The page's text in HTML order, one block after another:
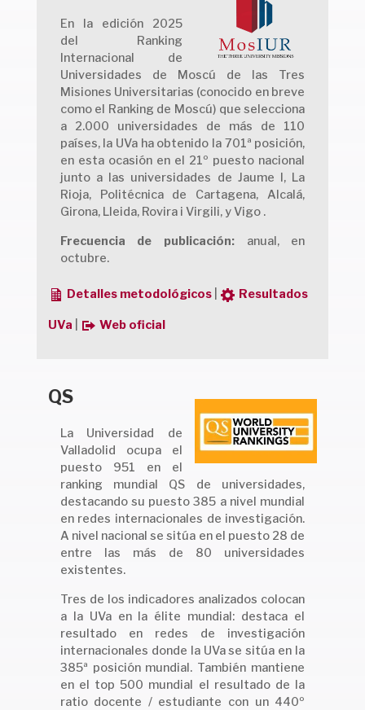
En la edición 2025
del Ranking
Internacional de
Universidades de Moscú de las Tres
Misiones Universitarias (conocido en breve
como el Ranking de Moscú) que selecciona
a 2.000 universidades de más de 110
países, la UVa ha obtenido la 701ª posición,
en esta ocasión en el 21º puesto nacional
junto a las universidades de Jaume I, La
Rioja, Politécnica de Cartagena, Alcalá,
Girona, Lleida, Rovira i Virgili, y Vigo .
Frecuencia de publicación:anual, en
octubre.
Detalles metodológicos Resultados
UVa Web oficial
QS
La Universidad de
Valladolid ocupa el
puesto 951 en el
ranking mundial QS de universidades,
destacando su puesto 385 a nivel mundial
en redes internacionales de investigación.
A nivel nacional se sitúa en el puesto 28 de
entre las más de 80 universidades
existentes.
Tres de los indicadores analizados colocan
a la UVa en la élite mundial: destaca el
resultado en redes de investigación
internacionales donde la UVa se sitúa en la
385ª posición mundial. También mantiene
en el top 500 mundial el resultado de la
ratio docente / estudiante con un 440º